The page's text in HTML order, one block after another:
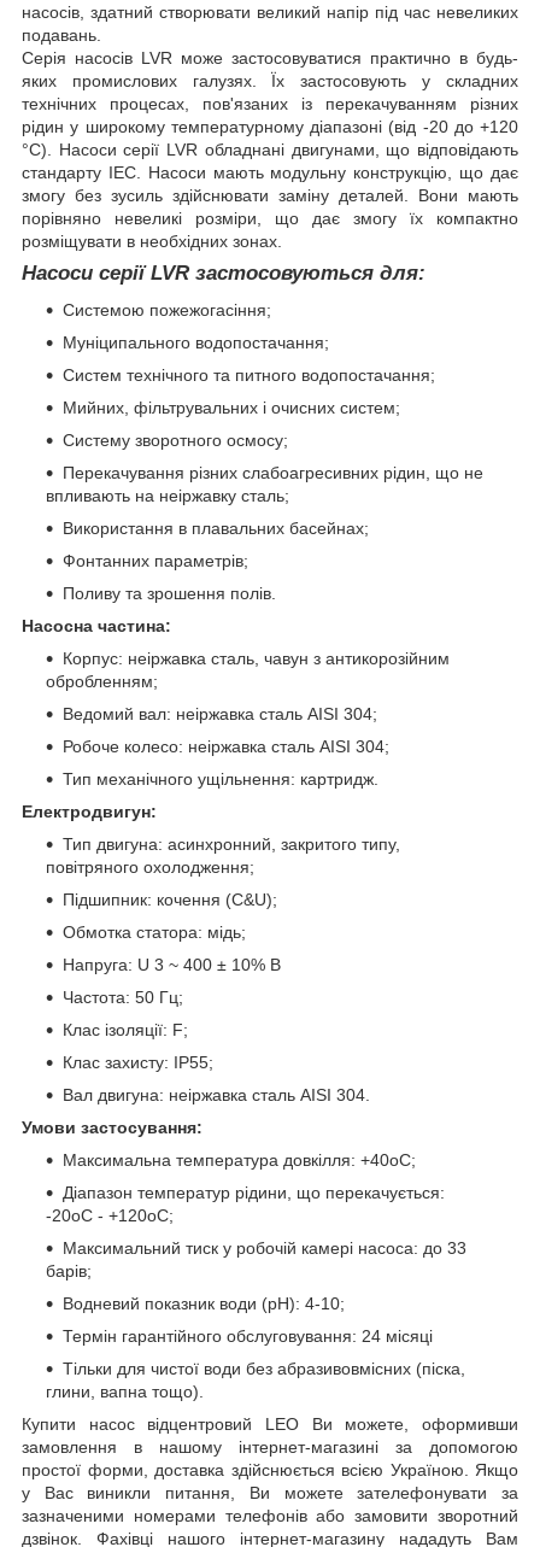
насосів, здатний створювати великий напір під час невеликих
подавань.
Серія насосів LVR може застосовуватися практично в будь-
яких промислових галузях. Їх застосовують у складних
технічних процесах, пов'язаних із перекачуванням різних
рідин у широкому температурному діапазоні (від -20 до +120
°C). Насоси серії LVR обладнані двигунами, що відповідають
стандарту IEC. Насоси мають модульну конструкцію, що дає
змогу без зусиль здійснювати заміну деталей. Вони мають
порівняно невеликі розміри, що дає змогу їх компактно
розміщувати в необхідних зонах.
Насоси серії LVR застосовуються для:
Системою пожежогасіння;
Муніципального водопостачання;
Систем технічного та питного водопостачання;
Мийних, фільтрувальних і очисних систем;
Систему зворотного осмосу;
Перекачування різних слабоагресивних рідин, що не
впливають на неіржавку сталь;
Використання в плавальних басейнах;
Фонтанних параметрів;
Поливу та зрошення полів.
Насосна частина:
Корпус: неіржавка сталь, чавун з антикорозійним
обробленням;
Ведомий вал: неіржавка сталь AISI 304;
Робоче колесо: неіржавка сталь AISI 304;
Тип механічного ущільнення: картридж.
Електродвигун:
Тип двигуна: асинхронний, закритого типу,
повітряного охолодження;
Підшипник: кочення (C&U);
Обмотка статора: мідь;
Напруга: U 3 ~ 400 ± 10% В
Частота: 50 Гц;
Клас ізоляції: F;
Клас захисту: IP55;
Вал двигуна: неіржавка сталь AISI 304.
Умови застосування:
Максимальна температура довкілля: +40oС;
Діапазон температур рідини, що перекачується:
-20oС - +120oС;
Максимальний тиск у робочій камері насоса: до 33
барів;
Водневий показник води (рН): 4-10;
Термін гарантійного обслуговування: 24 місяці
Тільки для чистої води без абразивовмісних (піска,
глини, вапна тощо).
Купити насос відцентровий LEO Ви можете, оформивши
замовлення в нашому інтернет-магазині за допомогою
простої форми, доставка здійснюється всією Україною. Якщо
у Вас виникли питання, Ви можете зателефонувати за
зазначеними номерами телефонів або замовити зворотний
дзвінок. Фахівці нашого інтернет-магазину нададуть Вам